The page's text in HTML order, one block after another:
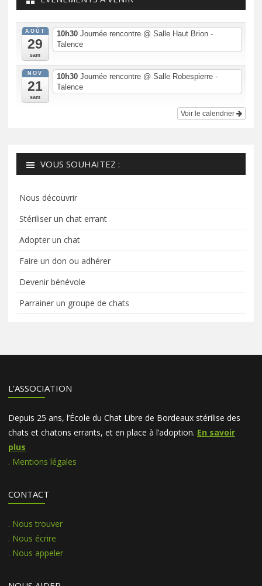
AOÛT
29
sam
10h30 Journée rencontre @ Salle Haut Brion -
Talence
NOV
21
sam
10h30 Journée rencontre @ Salle Robespierre -
Talence
Voir le calendrier
VOUS SOUHAITEZ :
Nous découvrir
Stériliser un chat errant
Adopter un chat
Faire un don ou adhérer
Devenir bénévole
Parrainer un groupe de chats
L’ASSOCIATION
Depuis 25 ans, l’École du Chat Libre de Bordeaux stérilise des
chats et chatons errants, et en place à l’adoption. En savoir
plus
. Mentions légales
CONTACT
. Nous trouver
. Nous écrire
. Nous appeler